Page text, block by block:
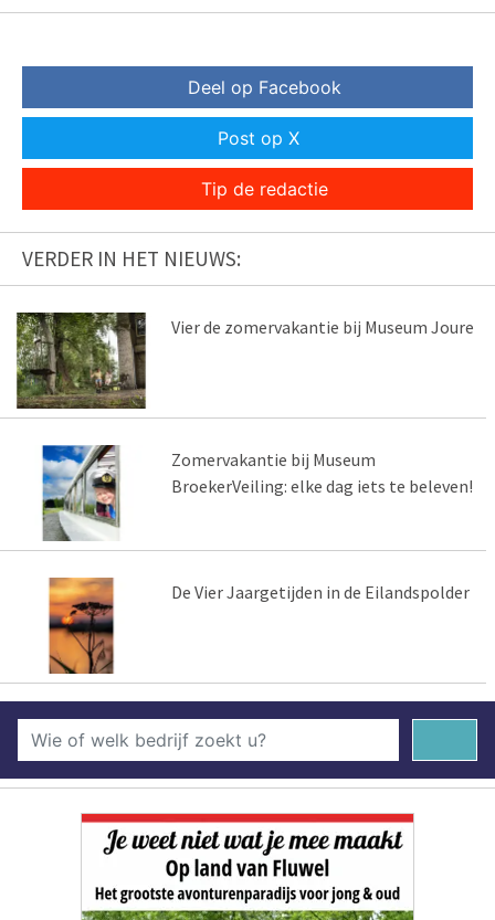
Deel op Facebook
Post op X
Tip de redactie
VERDER IN HET NIEUWS:
Vier de zomervakantie bij Museum Joure
Zomervakantie bij Museum
BroekerVeiling: elke dag iets te beleven!
De Vier Jaargetijden in de Eilandspolder